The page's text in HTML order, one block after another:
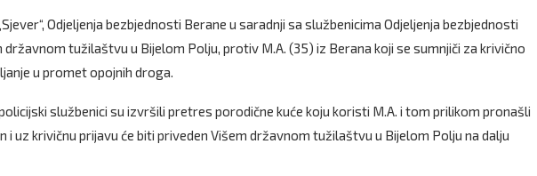
Odjeljenja bezbjednosti Berane u saradnji sa službenicima Odjeljenja bezbjednosti
državnom tužilaštvu u Bijelom Polju, protiv M.A. (35) iz Berana koji se sumnjiči za krivično
u promet opojnih droga.
službenici su izvršili pretres porodične kuće koju koristi M.A. i tom prilikom pronašli
i uz krivičnu prijavu će biti priveden Višem državnom tužilaštvu u Bijelom Polju na dalju